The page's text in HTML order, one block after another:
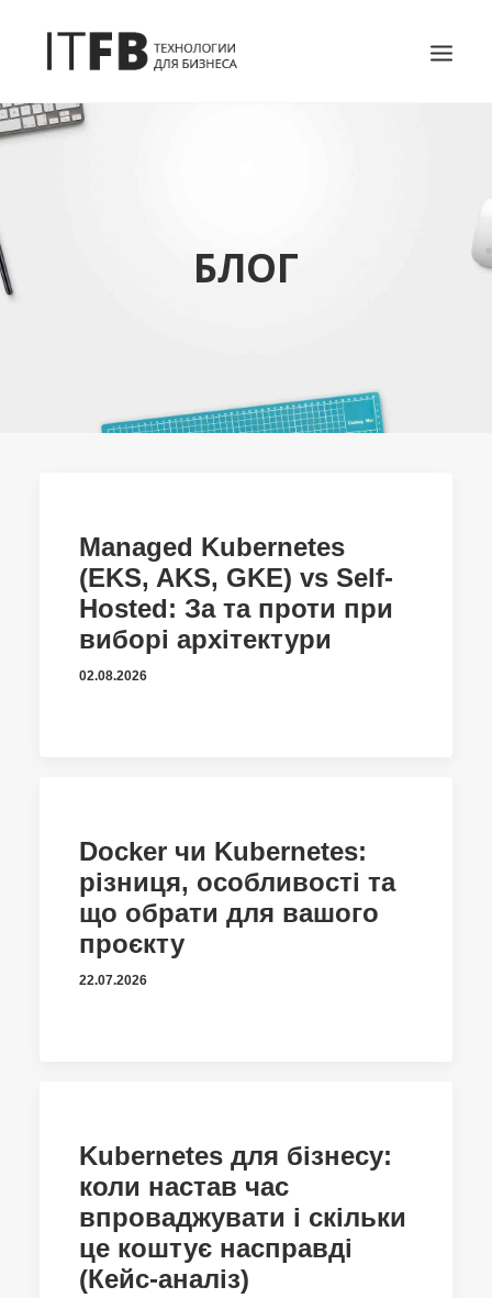
БЛОГ
Managed Kubernetes
(EKS, AKS, GKE) vs Self-
Hosted: За та проти при
виборі архітектури
02.08.2026
Docker чи Kubernetes:
різниця, особливості та
що обрати для вашого
проєкту
22.07.2026
Kubernetes для бізнесу:
коли настав час
впроваджувати і скільки
це коштує насправді
(Кейс-аналіз)